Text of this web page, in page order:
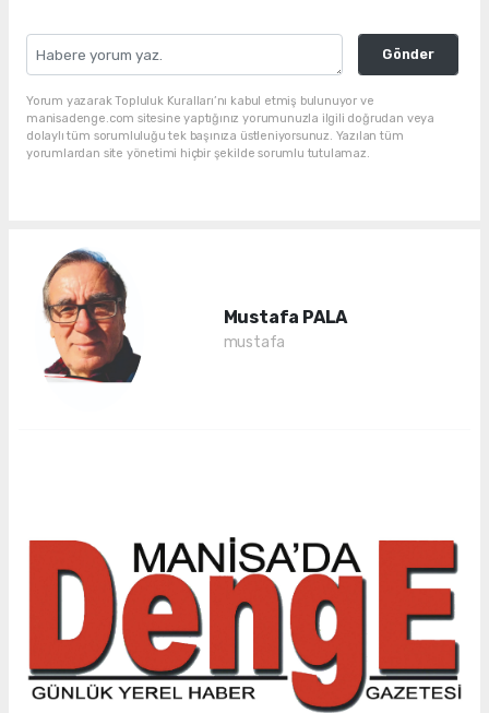
Gönder
Yorum yazarak Topluluk Kuralları’nı kabul etmiş bulunuyor ve
manisadenge.com sitesine yaptığınız yorumunuzla ilgili doğrudan veya
dolaylı tüm sorumluluğu tek başınıza üstleniyorsunuz. Yazılan tüm
yorumlardan site yönetimi hiçbir şekilde sorumlu tutulamaz.
Mustafa PALA
mustafa